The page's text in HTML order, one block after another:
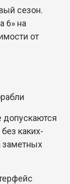
сезон.
6» на
от
каких-
заметных